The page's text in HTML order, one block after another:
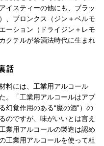
イスティーの他にも、ブラッ
、ブロンクス（ジン＋ベルモ
ーション（ドライジン＋レモ
クテルが禁酒法時代に生まれ
話
料には、工業用アルコール
。「工業用アルコールはアブ
幻覚作用のある“魔の酒”）の
のですが、味がいいとは言え
業用アルコールの製造は認め
工業用アルコールを使って粗